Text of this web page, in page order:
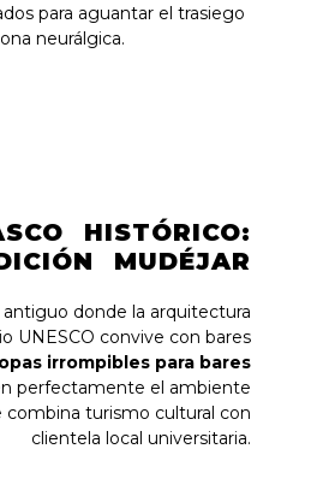
para aguantar el trasiego
neurálgica.
HISTÓRICO:
MUDÉJAR
antiguo donde la arquitectura
UNESCO convive con bares
irrompibles para bares
perfectamente el ambiente
combina turismo cultural con
clientela local universitaria.